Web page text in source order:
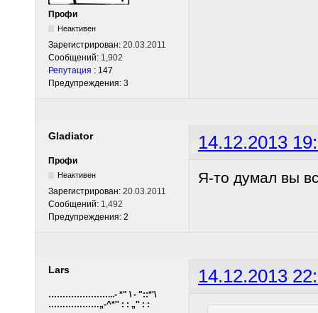
Профи
Неактивен
Зарегистрирован: 20.03.2011
Сообщений: 1,902
Репутация : 147
Предупреждения: 3
Gladiator 14.12.2013
Профи
Неактивен
Зарегистрирован: 20.03.2011
Сообщений: 1,492
Предупреждения: 2
Я-то думал вы
Lars 14.12.2013
…………………...- *" \ - "::*'\
………………„-^*'' : : „'' : :